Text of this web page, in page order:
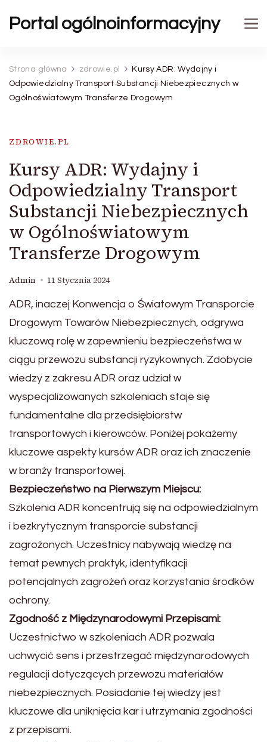
Portal ogólnoinformacyjny
Strona główna zdrowie.pl
Kursy ADR: Wydajny i
Odpowiedzialny Transport Substancji Niebezpiecznych w
Ogólnoświatowym Transferze Drogowym
ZDROWIE.PL
Kursy ADR: Wydajny i
Odpowiedzialny Transport
Substancji Niebezpiecznych
w Ogólnoświatowym
Transferze Drogowym
Admin 11 Stycznia 2024
ADR, inaczej Konwencja o Światowym Transporcie
Drogowym Towarów Niebezpiecznych, odgrywa
kluczową rolę w zapewnieniu bezpieczeństwa w
ciągu przewozu substancji ryzykownych. Zdobycie
wiedzy z zakresu ADR oraz udział w
wyspecjalizowanych szkoleniach staje się
fundamentalne dla przedsiębiorstw
transportowych i kierowców. Poniżej pokażemy
kluczowe aspekty kursów ADR oraz ich znaczenie
w branży transportowej.
Bezpieczeństwo na Pierwszym Miejscu:
Szkolenia ADR koncentrują się na odpowiedzialnym
i bezkrytycznym transporcie substancji
zagrożonych. Uczestnicy nabywają wiedzę na
temat pewnych praktyk, identyfikacji
potencjalnych zagrożeń oraz korzystania środków
ochrony.
Zgodność z Międzynarodowymi Przepisami:
Uczestnictwo w szkoleniach ADR pozwala
uchwycić sens i przestrzegać międzynarodowych
regulacji dotyczących przewozu materiałów
niebezpiecznych. Posiadanie tej wiedzy jest
kluczowe dla uniknięcia kar i utrzymania zgodności
z przepisami.